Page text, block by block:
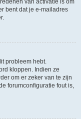
van activatie is om
bent dat je e-mailadres
probleem hebt.
kloppen. Indien ze
om er zeker van te zijn
forumconfiguratie fout is,